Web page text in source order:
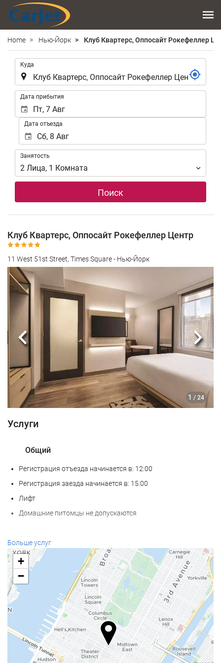
Home Нью-Йорк Клуб Квартерс, Оппосайт Рокефеллер
Куда
Дата прибытия
Дата отъезда
Занятость
Занятость
2 Лица, 1 Комната
Поиск
Клуб Квартерс, Оппосайт Рокефеллер Центр
11 West 51st Street, Times Square - Нью-Йорк
1 / 24
Предыдущий
Услуги
Общий
Регистрация отъезда начинается в: 12:00
Регистрация заезда начинается в: 15:00
Лифт
Домашние питомцы не допускаются
Круглосуточная стойка регистрации
Камера хранения багажа
Интернет
Бесплатный Wi-Fi
Уборка номера
Прачечная
Больше услуг
+
−